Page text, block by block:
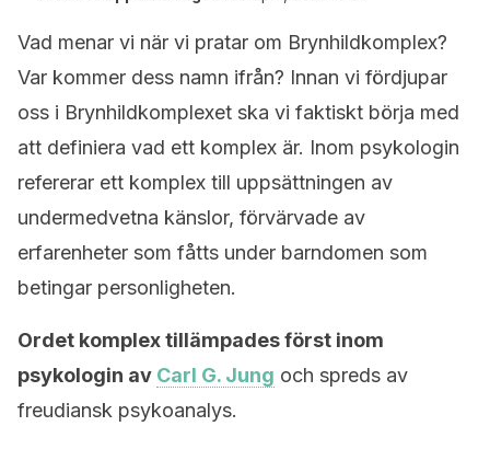
Vad menar vi när vi pratar om Brynhildkomplex?
Var kommer dess namn ifrån? Innan vi fördjupar
oss i Brynhildkomplexet ska vi faktiskt börja med
att definiera vad ett komplex är. Inom psykologin
refererar ett komplex till uppsättningen av
undermedvetna känslor, förvärvade av
erfarenheter som fåtts under barndomen som
betingar personligheten.
Ordet komplex tillämpades först inom
psykologin av Carl G. Jung och spreds av
freudiansk psykoanalys.